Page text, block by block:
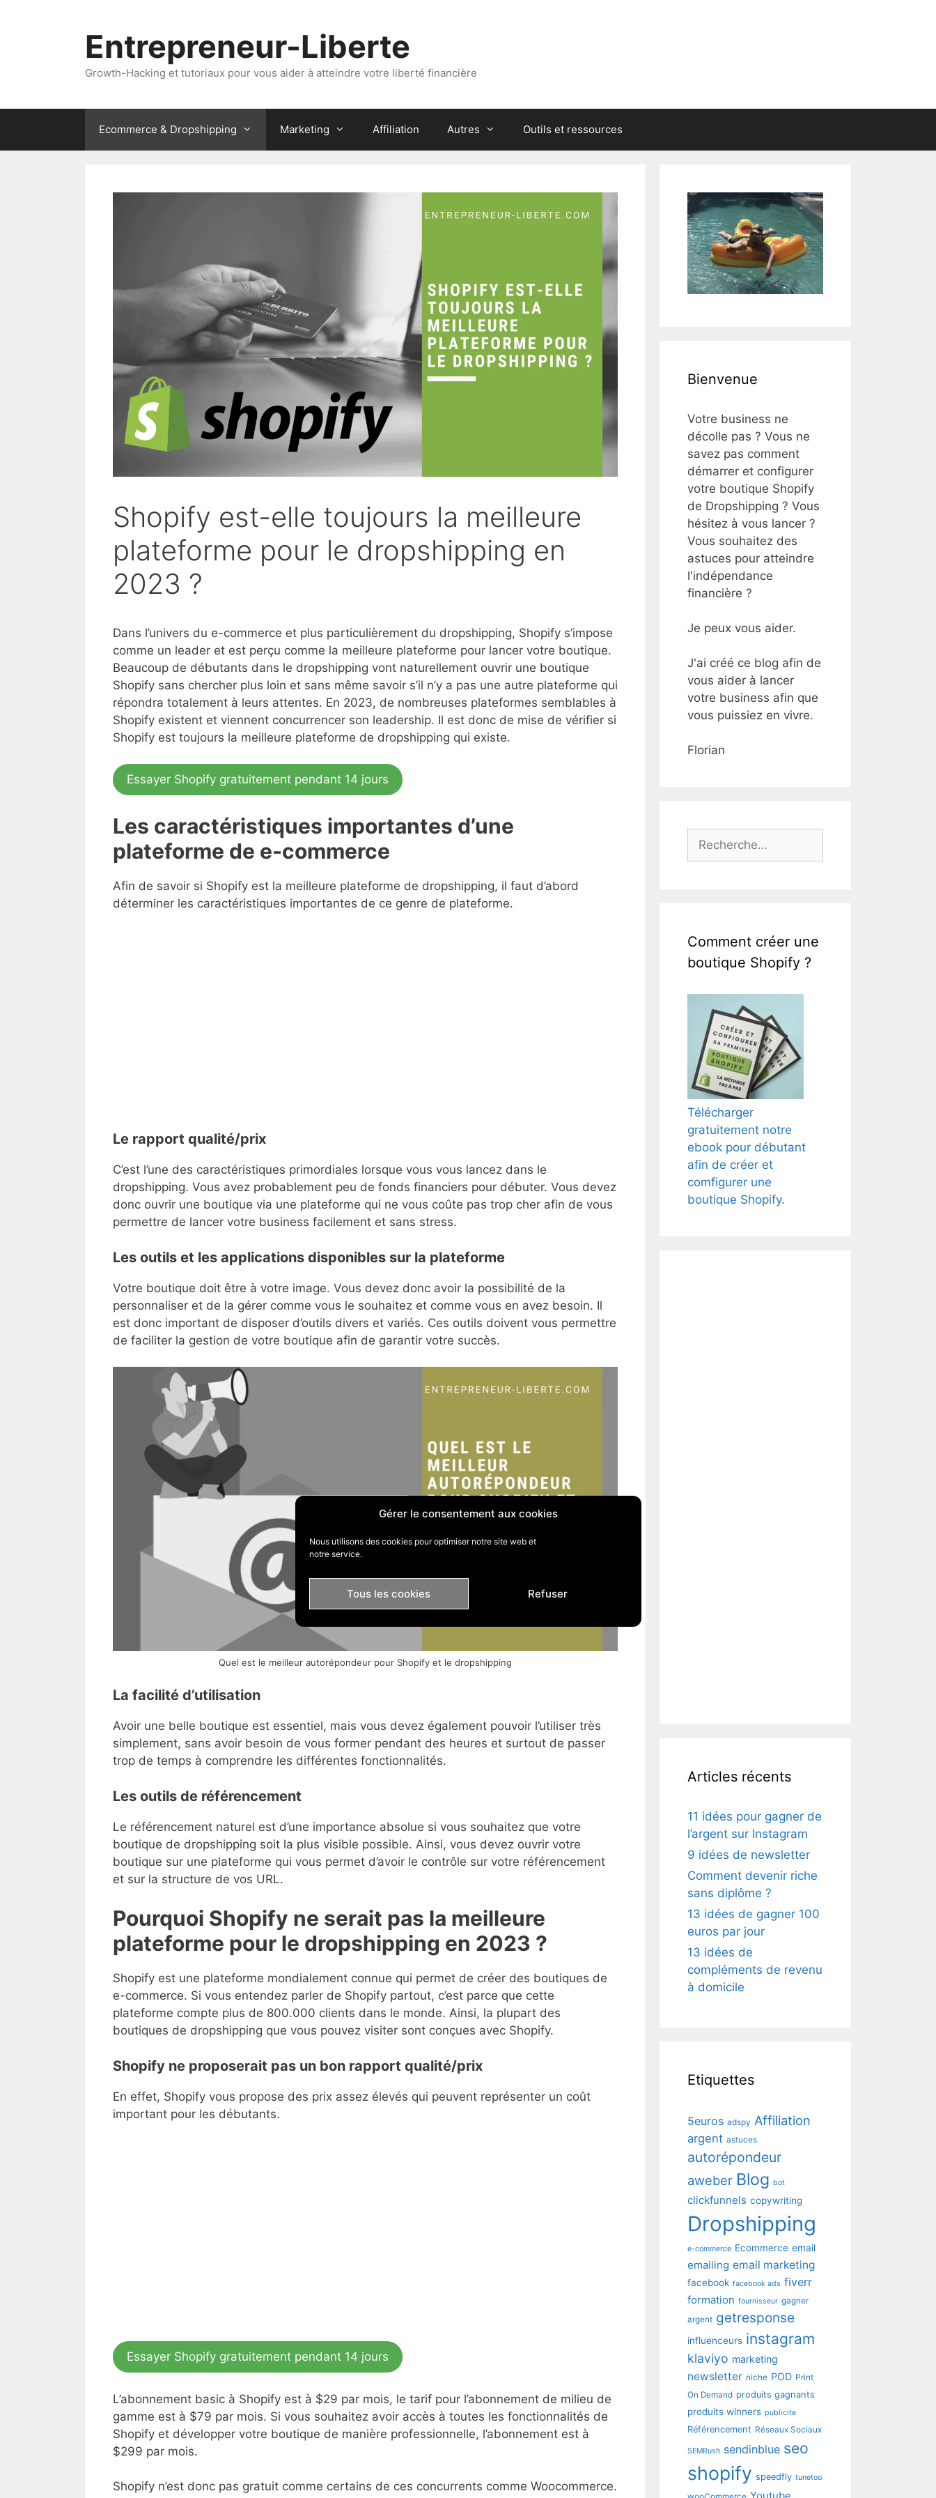
Gérer le consentement aux cookies
Nous utilisons des cookies pour optimiser notre site web et
notre service.
Tous les cookies Refuser
Entrepreneur-Liberte
Growth-Hacking et tutoriaux pour vous aider à atteindre votre liberté financière
Ecommerce & Dropshipping Marketing Affiliation Autres Outils et ressources
Shopify est-elle toujours la meilleure
plateforme pour le dropshipping en
2023 ?
Dans l’univers du e-commerce et plus particulièrement du dropshipping, Shopify s’impose
comme un leader et est perçu comme la meilleure plateforme pour lancer votre boutique.
Beaucoup de débutants dans le dropshipping vont naturellement ouvrir une boutique
Shopify sans chercher plus loin et sans même savoir s’il n’y a pas une autre plateforme qui
répondra totalement à leurs attentes. En 2023, de nombreuses plateformes semblables à
Shopify existent et viennent concurrencer son leadership. Il est donc de mise de vérifier si
Shopify est toujours la meilleure plateforme de dropshipping qui existe.
Essayer Shopify gratuitement pendant 14 jours
Les caractéristiques importantes d’une
plateforme de e-commerce
Afin de savoir si Shopify est la meilleure plateforme de dropshipping, il faut d’abord
déterminer les caractéristiques importantes de ce genre de plateforme.
Le rapport qualité/prix
C’est l’une des caractéristiques primordiales lorsque vous vous lancez dans le
dropshipping. Vous avez probablement peu de fonds financiers pour débuter. Vous devez
donc ouvrir une boutique via une plateforme qui ne vous coûte pas trop cher afin de vous
permettre de lancer votre business facilement et sans stress.
Les outils et les applications disponibles sur la plateforme
Votre boutique doit être à votre image. Vous devez donc avoir la possibilité de la
personnaliser et de la gérer comme vous le souhaitez et comme vous en avez besoin. Il
est donc important de disposer d’outils divers et variés. Ces outils doivent vous permettre
de faciliter la gestion de votre boutique afin de garantir votre succès.
Quel est le meilleur autorépondeur pour Shopify et le dropshipping
La facilité d’utilisation
Avoir une belle boutique est essentiel, mais vous devez également pouvoir l’utiliser très
simplement, sans avoir besoin de vous former pendant des heures et surtout de passer
trop de temps à comprendre les différentes fonctionnalités.
Les outils de référencement
Le référencement naturel est d’une importance absolue si vous souhaitez que votre
boutique de dropshipping soit la plus visible possible. Ainsi, vous devez ouvrir votre
boutique sur une plateforme qui vous permet d’avoir le contrôle sur votre référencement
et sur la structure de vos URL.
Pourquoi Shopify ne serait pas la meilleure
plateforme pour le dropshipping en 2023 ?
Shopify est une plateforme mondialement connue qui permet de créer des boutiques de
e-commerce. Si vous entendez parler de Shopify partout, c’est parce que cette
plateforme compte plus de 800.000 clients dans le monde. Ainsi, la plupart des
boutiques de dropshipping que vous pouvez visiter sont conçues avec Shopify.
Shopify ne proposerait pas un bon rapport qualité/prix
En effet, Shopify vous propose des prix assez élevés qui peuvent représenter un coût
important pour les débutants.
Essayer Shopify gratuitement pendant 14 jours
L’abonnement basic à Shopify est à $29 par mois, le tarif pour l’abonnement de milieu de
gamme est à $79 par mois. Si vous souhaitez avoir accès à toutes les fonctionnalités de
Shopify et développer votre boutique de manière professionnelle, l’abonnement est à
$299 par mois.
Shopify n’est donc pas gratuit comme certains de ces concurrents comme Woocommerce.
Bienvenue
Votre business ne
décolle pas ? Vous ne
savez pas comment
démarrer et configurer
votre boutique Shopify
de Dropshipping ? Vous
hésitez à vous lancer ?
Vous souhaitez des
astuces pour atteindre
l'indépendance
financière ?
Je peux vous aider.
J'ai créé ce blog afin de
vous aider à lancer
votre business afin que
vous puissiez en vivre.
Florian
Rechercher :
Comment créer une
boutique Shopify ?
Télécharger
gratuitement notre
ebook pour débutant
afin de créer et
comfigurer une
boutique Shopify.
Articles récents
11 idées pour gagner de
l’argent sur Instagram
9 idées de newsletter
Comment devenir riche
sans diplôme ?
13 idées de gagner 100
euros par jour
13 idées de
compléments de revenu
à domicile
Etiquettes
5euros adspy Affiliation
argent astuces
autorépondeur
aweber Blog bot
clickfunnels copywriting
Dropshipping
e-commerce Ecommerce email
emailing email marketing
facebook facebook ads fiverr
formation fournisseur gagner
argent getresponse
influenceurs instagram
klaviyo marketing
newsletter niche POD Print
On Demand produits gagnants
produits winners publicite
Référencement Réseaux Sociaux
SEMRush sendinblue seo
shopify speedfly tunetoo